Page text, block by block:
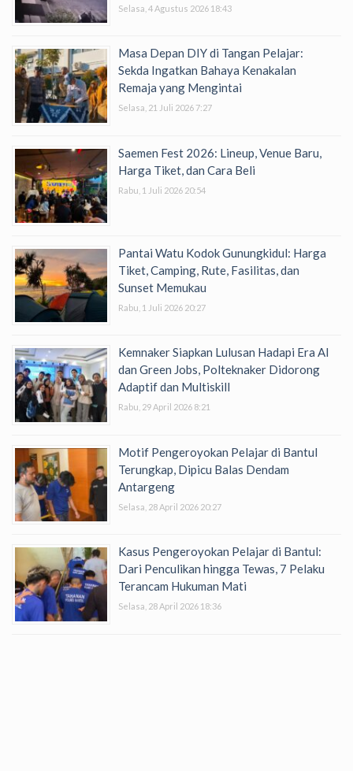
Selasa, 4 Agustus 2026 18:43
Masa Depan DIY di Tangan Pelajar:
Sekda Ingatkan Bahaya Kenakalan
Remaja yang Mengintai
Selasa, 21 Juli 2026 7:27
Saemen Fest 2026: Lineup, Venue Baru,
Harga Tiket, dan Cara Beli
Rabu, 1 Juli 2026 20:54
Pantai Watu Kodok Gunungkidul: Harga
Tiket, Camping, Rute, Fasilitas, dan
Sunset Memukau
Rabu, 1 Juli 2026 20:27
Kemnaker Siapkan Lulusan Hadapi Era AI
dan Green Jobs, Polteknaker Didorong
Adaptif dan Multiskill
Rabu, 29 April 2026 8:21
Motif Pengeroyokan Pelajar di Bantul
Terungkap, Dipicu Balas Dendam
Antargeng
Selasa, 28 April 2026 20:27
Kasus Pengeroyokan Pelajar di Bantul:
Dari Penculikan hingga Tewas, 7 Pelaku
Terancam Hukuman Mati
Selasa, 28 April 2026 18:36